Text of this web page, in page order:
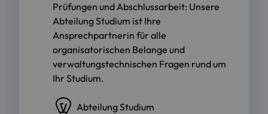
Prüfungen und Abschlussarbeit: Unsere
Abteilung Studium ist Ihre
Ansprechpartnerin für alle
organisatorischen Belange und
verwaltungstechnischen Fragen rund um
Ihr Studium.
Abteilung Studium